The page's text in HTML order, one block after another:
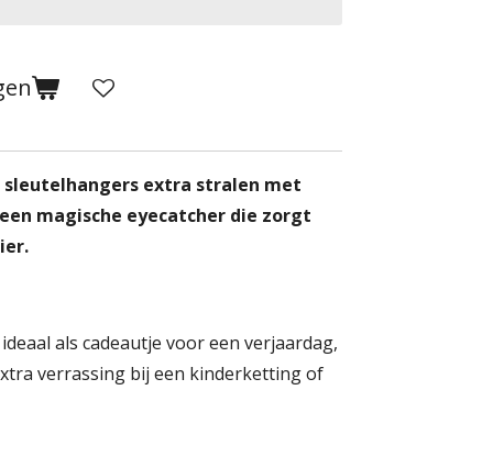
extra stralen met
magische eyecatcher die zorgt
als cadeautje voor een verjaardag,
verrassing bij een kinderketting of